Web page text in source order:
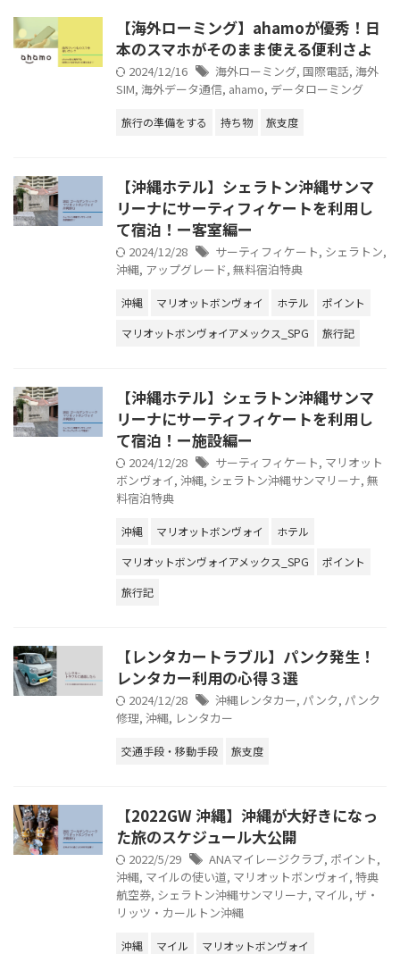
【海外ローミング】ahamoが優秀！日
本のスマホがそのまま使える便利さよ
2024/12/16 海外ローミング, 国際電話, 海外
SIM, 海外データ通信, ahamo, データローミング
旅行の準備をする 持ち物 旅支度
【沖縄ホテル】シェラトン沖縄サンマ
リーナにサーティフィケートを利用し
て宿泊！ー客室編ー
2024/12/28 サーティフィケート, シェラトン,
沖縄, アップグレード, 無料宿泊特典
沖縄 マリオットボンヴォイ ホテル
ポイント
マリオットボンヴォイアメックス_SPG
旅行記
【沖縄ホテル】シェラトン沖縄サンマ
リーナにサーティフィケートを利用し
て宿泊！ー施設編ー
2024/12/28 サーティフィケート, マリオット
ボンヴォイ, 沖縄, シェラトン沖縄サンマリーナ, 無
料宿泊特典
沖縄 マリオットボンヴォイ
ホテル
マリオットボンヴォイアメックス_SPG
ポイント
旅行記
【レンタカートラブル】パンク発生！
レンタカー利用の心得３選
2024/12/28 沖縄レンタカー, パンク, パンク
修理, 沖縄, レンタカー
交通手段・移動手段 旅支度
【2022GW 沖縄】沖縄が大好きになっ
た旅のスケジュール大公開
2022/5/29 ANAマイレージクラブ, ポイント,
沖縄, マイルの使い道, マリオットボンヴォイ, 特典
航空券, シェラトン沖縄サンマリーナ, マイル, ザ・
リッツ・カールトン沖縄
沖縄 マイル
マリオットボンヴォイ